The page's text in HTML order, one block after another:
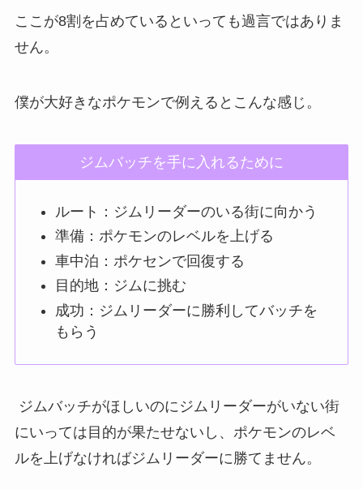
ここが8割を占めているといっても過言ではありま
せん。
僕が大好きなポケモンで例えるとこんな感じ。
ジムバッチを手に入れるために
ルート：ジムリーダーのいる街に向かう
準備：ポケモンのレベルを上げる
車中泊：ポケセンで回復する
目的地：ジムに挑む
成功：ジムリーダーに勝利してバッチを
もらう
ジムバッチがほしいのにジムリーダーがいない街
にいっては目的が果たせないし、ポケモンのレベ
ルを上げなければジムリーダーに勝てません。